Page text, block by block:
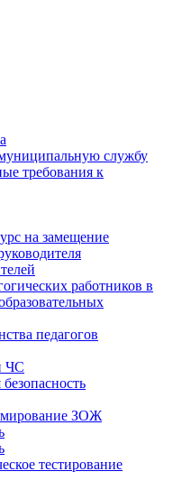
службу
требования к
на замещение
работников в
педагогов
ЧС
ЗОЖ
тестирование